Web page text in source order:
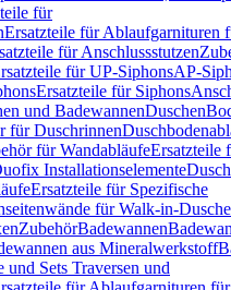
für
Ersatzteile für Ablaufgarnituren
für Anschlussstutzen
für UP-SiphonsAP-
Ersatzteile für Siphons
und BadewannenDuschen
für Duschrinnen
für WandabläufeErsatzteile
Installationselemente
Ersatzteile für Spezifische
für Walk-in-Dusche
ZubehörBadewannen
aus Mineralwerkstoff
und Sets Traversen und